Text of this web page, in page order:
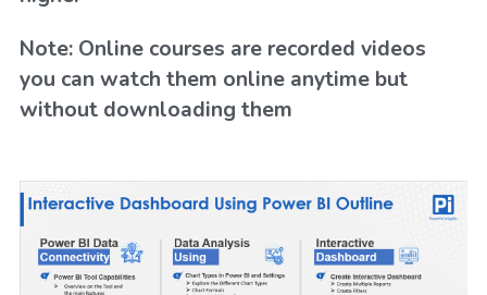
Note: Online courses are recorded videos
you can watch them online anytime but
without downloading them